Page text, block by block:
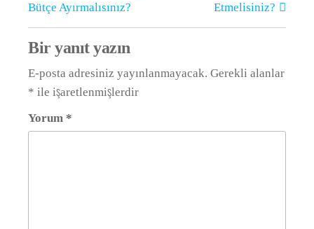
Bütçe Ayırmalısınız?
Etmelisiniz?
Bir yanıt yazın
E-posta adresiniz yayınlanmayacak. Gerekli alanlar
* ile işaretlenmişlerdir
Yorum *